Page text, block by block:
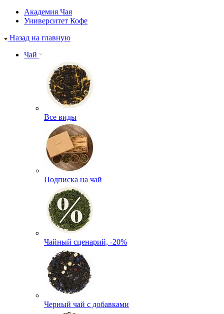
Академия Чая
Университет Кофе
Назад на главную
Чай
Все виды
Подписка на чай
Чайный сценарий, -20%
Черный чай с добавками